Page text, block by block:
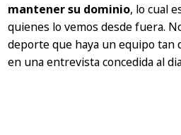
mantener su dominio, lo cual
quienes lo vemos desde fuera.
deporte que haya un equipo tan
en una entrevista concedida al